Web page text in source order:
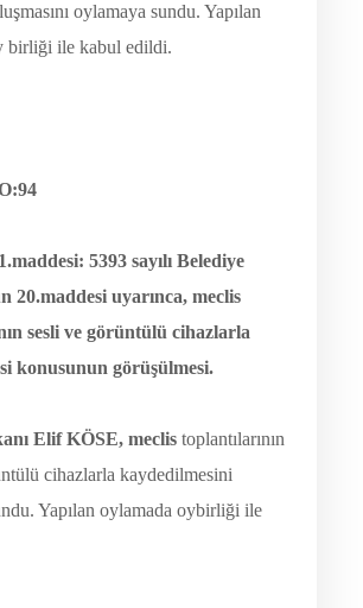
oylamaya sundu. Yapılan
birliği ile kabul edildi.
5393 sayılı Belediye
20.maddesi uyarınca, meclis
sesli ve görüntülü cihazlarla
konusunun görüşülmesi.
Elif KÖSE, meclis toplantılarının
cihazlarla kaydedilmesini
Yapılan oylamada oybirliği ile